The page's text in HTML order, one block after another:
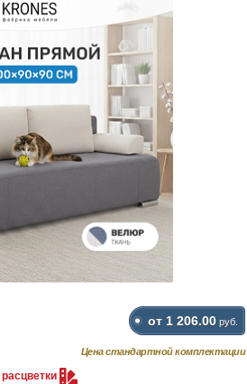
от 1 206.00 руб.
Цена стандартной комплектации
расцветки